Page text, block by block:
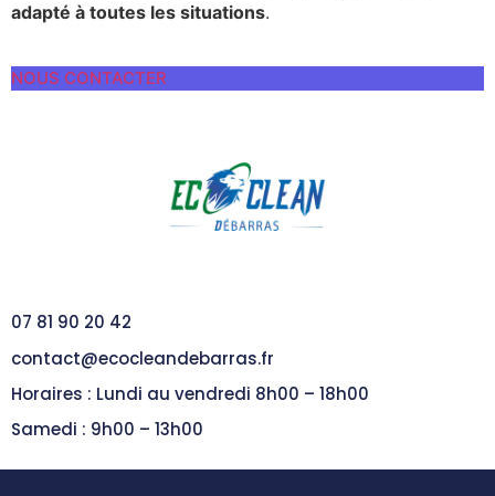
adapté à toutes les situations.
NOUS CONTACTER
07 81 90 20 42
contact@ecocleandebarras.fr
Horaires : Lundi au vendredi 8h00 – 18h00
Samedi : 9h00 – 13h00